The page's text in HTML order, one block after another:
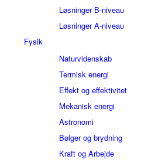
Løsninger B-niveau
Løsninger A-niveau
Fysik
Naturvidenskab
Termisk energi
Effekt og effektivitet
Mekanisk energi
Astronomi
Bølger og brydning
Kraft og Arbejde